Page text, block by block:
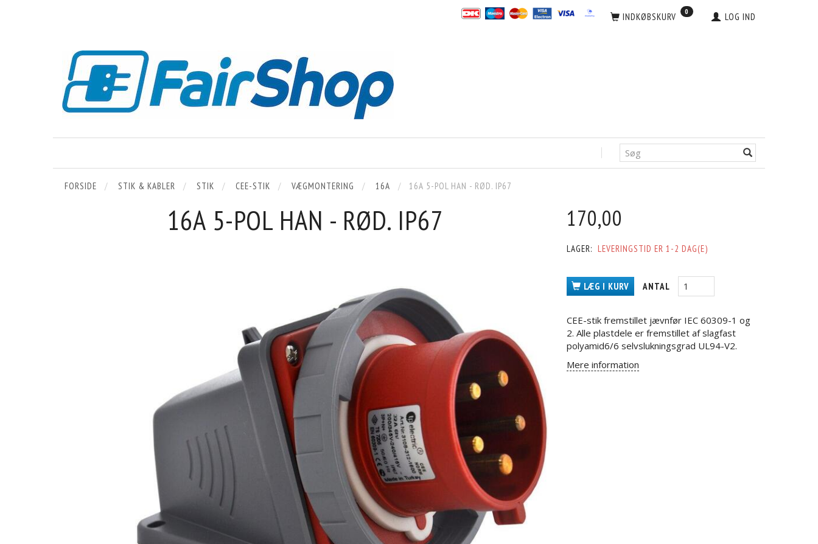
LOG IND
INDKØBSKURV 0
FORSIDE STIK & KABLER STIK CEE-STIK VÆGMONTERING 16A 16A 5-POL HAN - RØD. IP67
16A 5-POL HAN - RØD. IP67 170,00
LAGER: LEVERINGSTID ER 1-2 DAG(E)
LÆG I KURV ANTAL
CEE-stik fremstillet jævnfør IEC 60309-1 og
2. Alle plastdele er fremstillet af slagfast
polyamid6/6 selvslukningsgrad UL94-V2.
Mere information